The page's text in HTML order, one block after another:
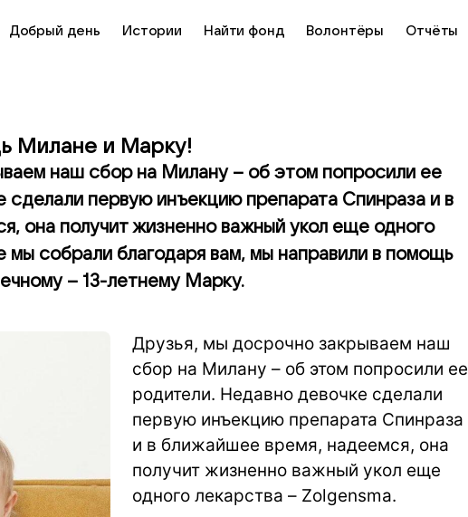
Добрый день Истории Найти фонд Волонтёры Отчёты
Милане и Марку!
наш сбор на Милану – об этом попросили ее
сделали первую инъекцию препарата Спинраза и в
она получит жизненно важный укол еще одного
мы собрали благодаря вам, мы направили в помощь
– 13-летнему Марку.
Друзья, мы досрочно закрываем наш
сбор на Милану – об этом попросили ее
родители. Недавно девочке сделали
первую инъекцию препарата Спинраза
и в ближайшее время, надеемся, она
получит жизненно важный укол еще
одного лекарства – Zolgensma.